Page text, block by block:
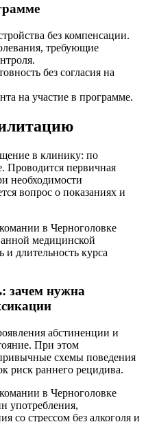
без компенсации.
требующие
без согласия на
на участие в программе.
в клинику: по
Проводится первичная
необходимости
вопрос о показаниях и
в Черноголовке
медицинской
и длительность курса
зачем нужна
абстиненции и
При этом
схемы поведения
риск раннего рецидива.
в Черноголовке
употребления,
со стрессом без алкоголя и